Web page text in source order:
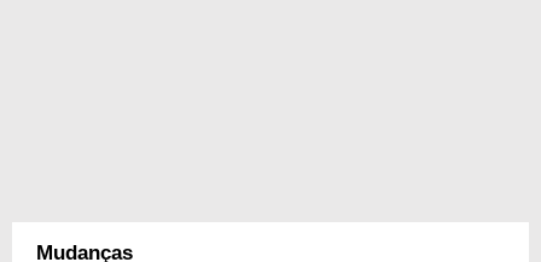
Mudanças